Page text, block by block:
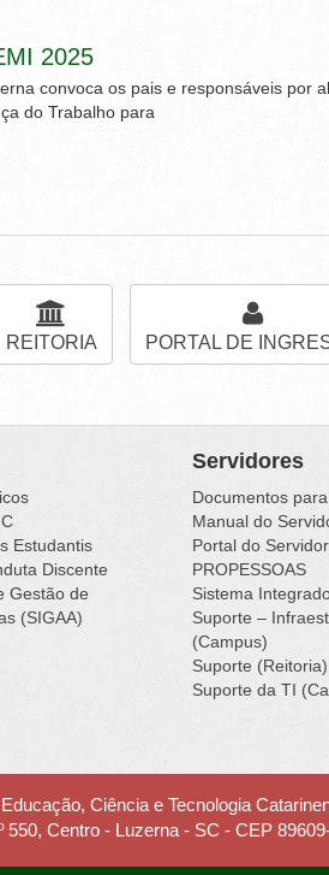
2025
convoca os pais e responsáveis por
do Trabalho para
REITORIA PORTAL DE
Estudantis
Discente
Gestão de
(SIGAA)
Servidores
Documentos
Manual do
Portal do
PROPESSOAS
Sistema
Suporte –
(Campus)
Suporte (Reitoria)
Suporte da TI
Ciência e Tecnologia
550, Centro - Luzerna - SC - CEP